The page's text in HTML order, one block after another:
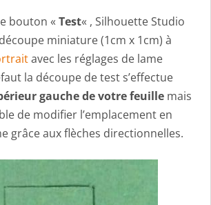
bouton « Test« , Silhouette Studio
miniature (1cm x 1cm) à
avec les réglages de lame
la découpe de test s’effectue
gauche de votre feuille mais
de modifier l’emplacement en
grâce aux flèches directionnelles.